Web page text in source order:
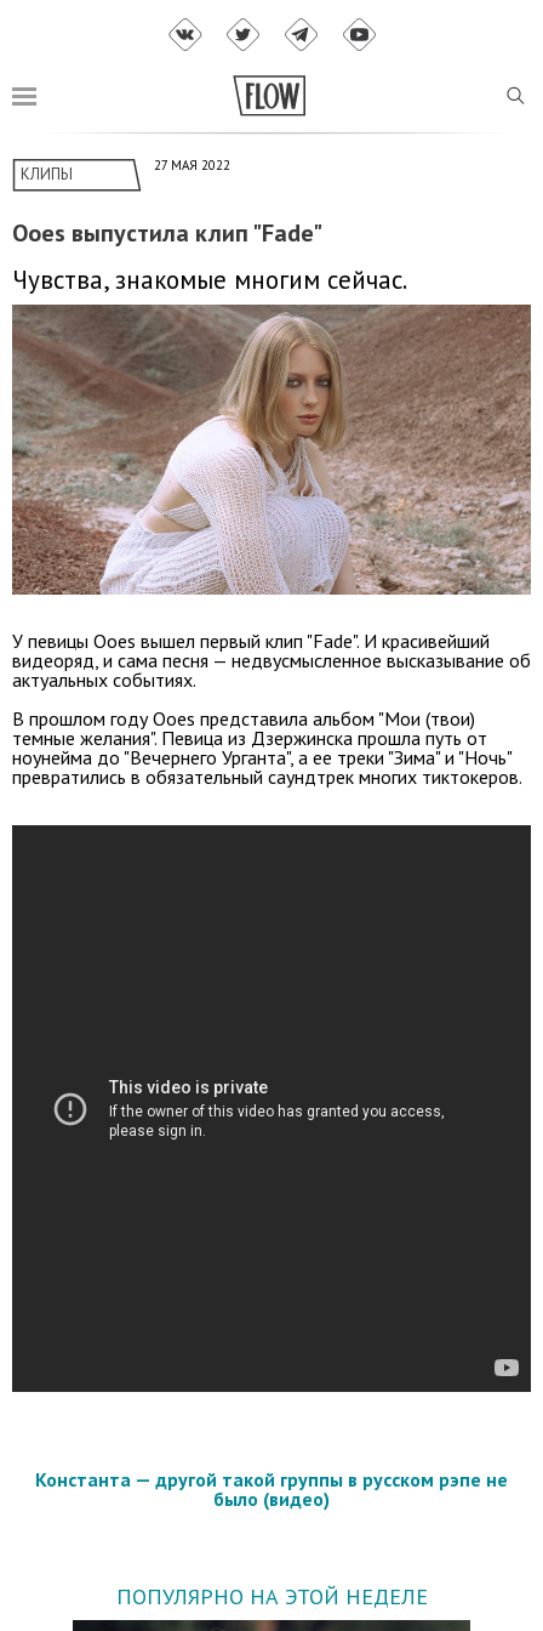
КЛИПЫ 27 МАЯ 2022
Ooes выпустила клип "Fade"
Чувства, знакомые многим сейчас.
У певицы Ooes вышел первый клип "Fade". И красивейший
видеоряд, и сама песня — недвусмысленное высказывание об
актуальных событиях.
В прошлом году Ooes представила альбом "Мои (твои)
темные желания". Певица из Дзержинска прошла путь от
ноунейма до "Вечернего Урганта", а ее треки "Зима" и "Ночь"
превратились в обязательный саундтрек многих тиктокеров.
Константа — другой такой группы в русском рэпе не
было (видео)
ПОПУЛЯРНО НА ЭТОЙ НЕДЕЛЕ